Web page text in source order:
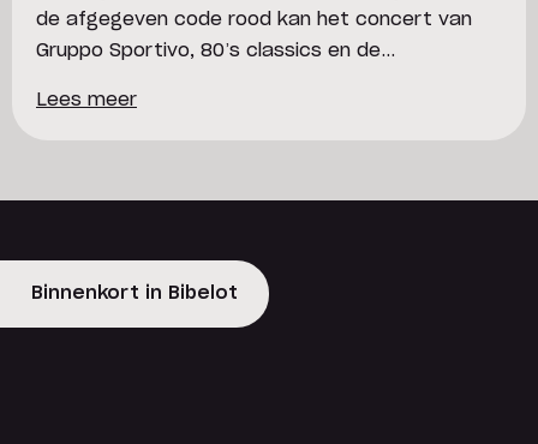
de afgegeven code rood kan het concert van
Gruppo Sportivo, 80’s classics en de
bezoekers, artiesten en crew staat hierbij
Lees meer
Binnenkort in Bibelot